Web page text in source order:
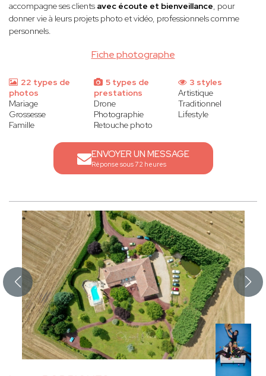
Fiche photographe
accompagne ses clients avec écoute et bienveillance, pour
donner vie à leurs projets photo et vidéo, professionnels comme
personnels.
22 types de
photos
Mariage
Grossesse
Famille
5 types de
prestations
Drone
Photographie
Retouche photo
3 styles
Artistique
Traditionnel
Lifestyle
ENVOYER UN MESSAGE
Réponse sous 72 heures